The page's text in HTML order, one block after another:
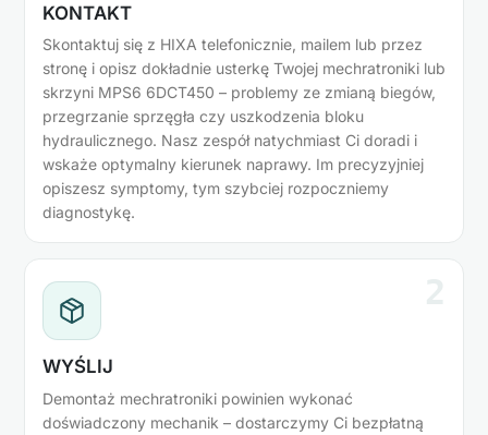
KONTAKT
Skontaktuj się z HIXA telefonicznie, mailem lub przez
stronę i opisz dokładnie usterkę Twojej mechratroniki lub
skrzyni MPS6 6DCT450 – problemy ze zmianą biegów,
przegrzanie sprzęgła czy uszkodzenia bloku
hydraulicznego. Nasz zespół natychmiast Ci doradi i
wskaże optymalny kierunek naprawy. Im precyzyjniej
opiszesz symptomy, tym szybciej rozpoczniemy
diagnostykę.
WYŚLIJ
Demontaż mechratroniki powinien wykonać
doświadczony mechanik – dostarczymy Ci bezpłatną